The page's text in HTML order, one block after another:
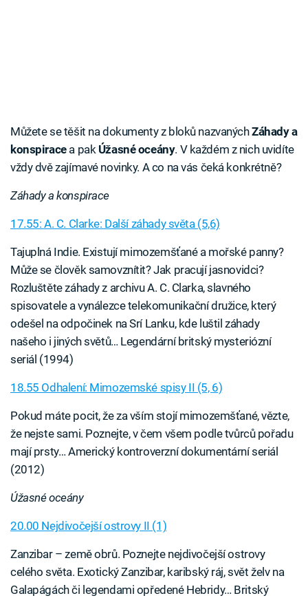
Můžete se těšit na dokumenty z bloků nazvanýchZáhady a
konspiracea pak Úžasné oceány. V každém z nich uvidíte
vždy dvě zajímavé novinky. A co na vás čeká konkrétně?
Záhady a konspirace
17.55: A. C. Clarke: Další záhady světa (5,6)
Tajuplná Indie. Existují mimozemšťané a mořské panny?
Může se člověk samovznítit? Jak pracují jasnovidci?
Rozluštěte záhady z archivu A. C. Clarka, slavného
spisovatele a vynálezce telekomunikační družice, který
odešel na odpočinek na Srí Lanku, kde luštil záhady
našeho i jiných světů… Legendární britský mysteriózní
seriál (1994)
18.55 Odhalení: Mimozemské spisy II (5, 6)
Pokud máte pocit, že za vším stojí mimozemšťané, vězte,
že nejste sami. Poznejte, v čem všem podle tvůrců pořadu
mají prsty… Americký kontroverzní dokumentární seriál
(2012)
Úžasné oceány
20.00 Nejdivočejší ostrovy II (1)
Zanzibar – země obrů. Poznejte nejdivočejší ostrovy
celého světa. Exotický Zanzibar, karibský ráj, svět želv na
Galapágách či legendami opředené Hebridy… Britský